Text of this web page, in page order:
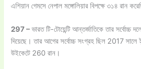
এশিয়ান গেমসে নেপাল মঙ্গোলিয়ার বিপক্ষে ৩১৪ রান
297 –ভারত টি-টোয়েন্টি আন্তর্জাতিকে তার সর্বোচ্চ
দিয়েছে। তার আগের সর্বোচ্চ সংগ্রহ ছিল 2017 সালে
উইকেটে 260 রান।